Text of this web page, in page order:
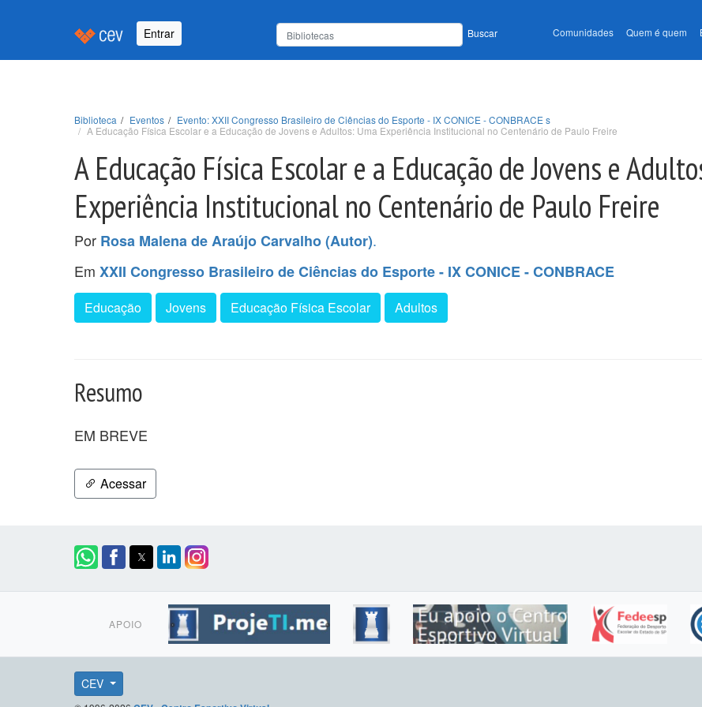
Entrar Buscar Comunidades Quem é quem
Biblioteca Eventos
Evento: XXII Congresso Brasileiro de Ciências do Esporte - IX CONICE - CONBRACE s
A Educação Física Escolar e a Educação de Jovens e Adultos: Uma Experiência Institucional no Centenário de Paulo Freire
A Educação Física Escolar e a Educação de Jovens e
Experiência Institucional no Centenário de Paulo Freire
Por Rosa Malena de Araújo Carvalho (Autor).
Em XXII Congresso Brasileiro de Ciências do Esporte - IX CONICE - CONBRACE
Educação Jovens Educação Física Escolar Adultos
Resumo
EM BREVE
Acessar
APOIO
CEV